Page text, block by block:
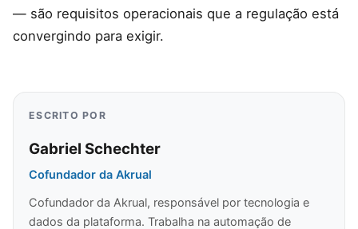
— são requisitos operacionais que a regulação está
convergindo para exigir.
ESCRITO POR
Gabriel Schechter
Cofundador da Akrual
Cofundador da Akrual, responsável por tecnologia e
dados da plataforma. Trabalha na automação de